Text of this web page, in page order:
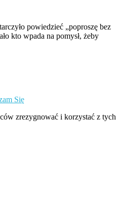
powiedzieć „poproszę bez
kto wpada na pomysł, żeby
Się
zrezygnować i korzystać z tych